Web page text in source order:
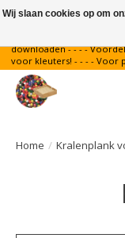
Gratis verzending binnen
downloaden - - - -
voor kleuters! - - - - Voor
Home / Kralenplank
Wij slaan cookies op om